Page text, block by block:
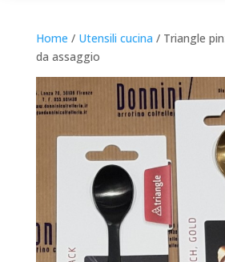
Home / Utensili cucina / Triangle
da assaggio